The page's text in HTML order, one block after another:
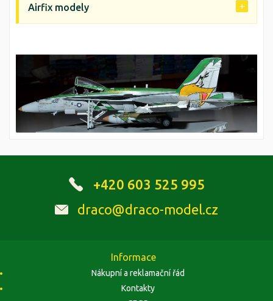
Airfix modely
+420 603 525 995
draco@draco-model.cz
Informace
Nákupní a reklamační řád
Kontakty